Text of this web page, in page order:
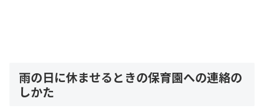
雨の日に休ませるときの保育園への連絡の
しかた